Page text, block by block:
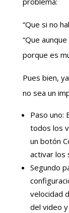
“Que si no
“Que
porque es
Pues bien,
no sea un
Paso uno:
todos los
un botón
activar los
Segundo
velocidad
del video